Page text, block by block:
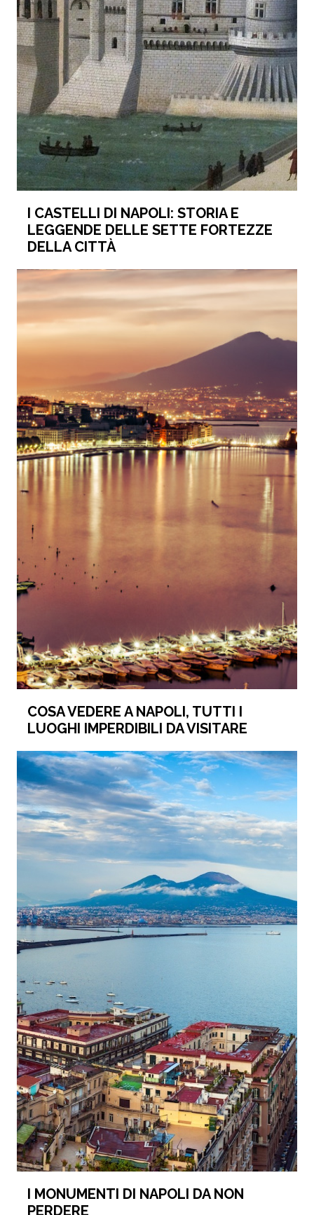
I CASTELLI DI NAPOLI: STORIA E
LEGGENDE DELLE SETTE FORTEZZE
DELLA CITTÀ
COSA VEDERE A NAPOLI, TUTTI I
LUOGHI IMPERDIBILI DA VISITARE
I MONUMENTI DI NAPOLI DA NON
PERDERE